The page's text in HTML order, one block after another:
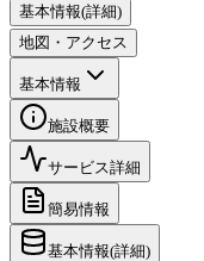
基本情報(詳細)
地図・アクセス
基本情報
施設概要
サービス詳細
簡易情報
基本情報(詳細)